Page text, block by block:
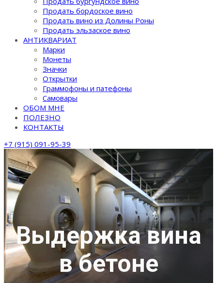
Продать бордоское вино
Продать вино из Долины Роны
Продать эльзаское вино
АНТИКВАРИАТ
Марки
Монеты
Значки
Открытки
Граммофоны и патефоны
Самовары
ОБОМ МНЕ
ПОЛЕЗНО
КОНТАКТЫ
+7 (915) 091-95-39
Выдержка вина
в бетоне